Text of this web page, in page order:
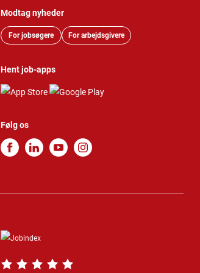
Modtag nyheder
For jobsøgere For arbejdsgivere
Hent job-apps
Følg os